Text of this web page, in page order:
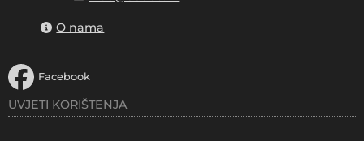
O nama
Facebook
UVJETI KORIŠTENJA